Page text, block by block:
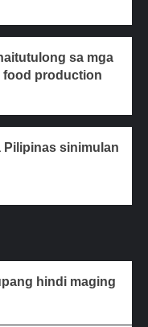
sa mga
food production
Pilipinas sinimulan
hindi maging